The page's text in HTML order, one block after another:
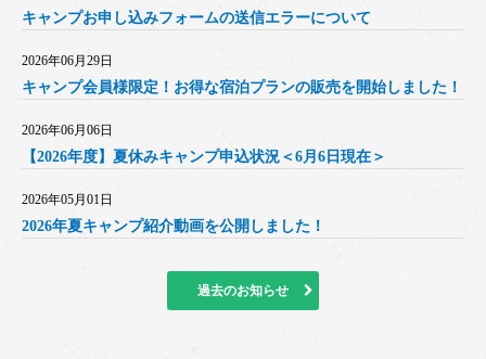
キャンプお申し込みフォームの送信エラーについて
2026年06月29日
キャンプ会員様限定！お得な宿泊プランの販売を開始しました！
2026年06月06日
【2026年度】夏休みキャンプ申込状況＜6月6日現在＞
2026年05月01日
2026年夏キャンプ紹介動画を公開しました！
過去のお知らせ